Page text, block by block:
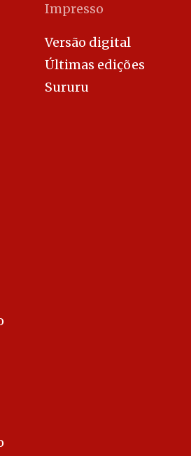
Impresso
Versão digital
Últimas edições
Sururu